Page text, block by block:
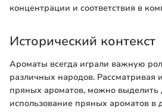
концентрации и соответствия в
Исторический контекст
Ароматы всегда играли важную
различных народов. Рассматривая
пряных ароматов, можно выделить
использование пряных ароматов в